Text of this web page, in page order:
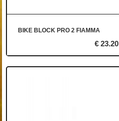
BIKE BLOCK PRO 2 FIAMMA
€ 23.20